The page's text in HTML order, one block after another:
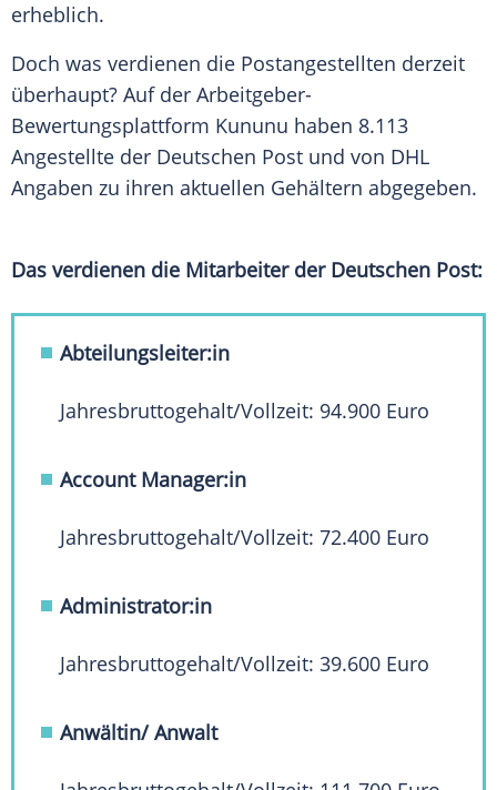
erheblich.
Doch was verdienen die Postangestellten derzeit
überhaupt? Auf der Arbeitgeber-
Bewertungsplattform Kununu haben 8.113
Angestellte der Deutschen Post und von DHL
Angaben zu ihren aktuellen Gehältern abgegeben.
Das verdienen die Mitarbeiter der Deutschen Post:
Abteilungsleiter:in
Jahresbruttogehalt/Vollzeit: 94.900 Euro
Account Manager:in
Jahresbruttogehalt/Vollzeit: 72.400 Euro
Administrator:in
Jahresbruttogehalt/Vollzeit: 39.600 Euro
Anwältin/ Anwalt